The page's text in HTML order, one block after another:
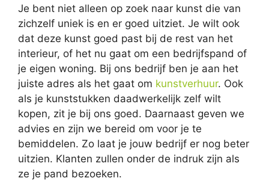
Je bent niet alleen op zoek naar kunst die van
zichzelf uniek is en er goed uitziet. Je wilt ook
dat deze kunst goed past bij de rest van het
interieur, of het nu gaat om een bedrijfspand of
je eigen woning. Bij ons bedrijf ben je aan het
juiste adres als het gaat om kunstverhuur. Ook
als je kunststukken daadwerkelijk zelf wilt
kopen, zit je bij ons goed. Daarnaast geven we
advies en zijn we bereid om voor je te
bemiddelen. Zo laat je jouw bedrijf er nog beter
uitzien. Klanten zullen onder de indruk zijn als
ze je pand bezoeken.